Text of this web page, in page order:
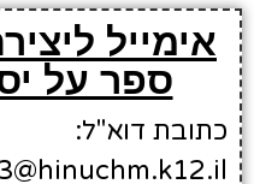
אימייל
ספר על
כתובת דוא"ל: